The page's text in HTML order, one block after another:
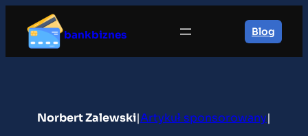
treści
bankbiznes Blog
Norbert Zalewski|Artykuł sponsorowany|